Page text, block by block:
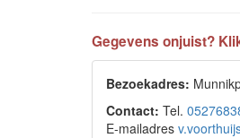
Gegevens onjuist?
Bezoekadres:
Contact: Tel.
E-mailadres